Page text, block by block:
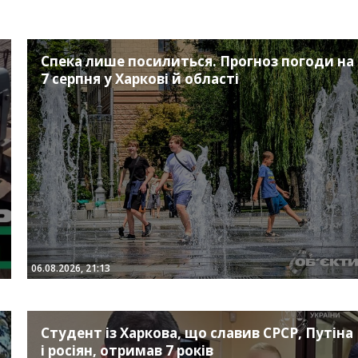
Спека лише посилиться. Прогноз погоди на
7 серпня у Харкові й області
06.08.2026, 21:13
Студент із Харкова, що славив СРСР, Путіна
і росіян, отримав 7 років